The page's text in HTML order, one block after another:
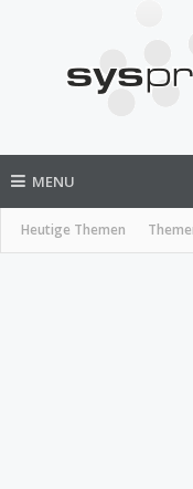
MENU
Heutige Themen